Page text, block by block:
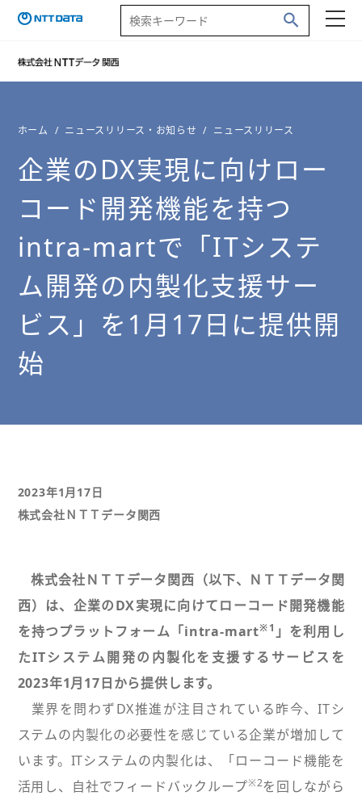
ホーム ニュースリリース・お知らせ ニュースリリース
企業のDX実現に向けロー
コード開発機能を持つ
intra-martで「ITシステ
ム開発の内製化支援サー
ビス」を1月17日に提供開
始
2023年1月17日
株式会社ＮＴＴデータ関西
株式会社ＮＴＴデータ関西（以下、ＮＴＴデータ関
西）は、企業のDX実現に向けてローコード開発機能
を持つプラットフォーム「intra-mart※1 」を利用し
たITシステム開発の内製化を支援するサービスを
2023年1月17日から提供します。
業界を問わずDX推進が注目されている昨今、ITシ
ステムの内製化の必要性を感じている企業が増加して
います。ITシステムの内製化は、「ローコード機能を
活用し、自社でフィードバックループ※2を回しながら